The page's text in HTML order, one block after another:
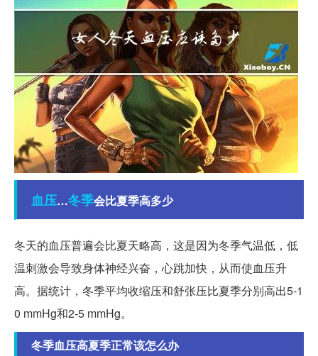
血压…冬季会比夏季高多少
冬天的血压普遍会比夏天略高，这是因为冬季气温低，低
温刺激会导致身体神经兴奋，心跳加快，从而使血压升
高。据统计，冬季平均收缩压和舒张压比夏季分别高出5-1
0 mmHg和2-5 mmHg。
冬季血压高夏季正常该怎么办